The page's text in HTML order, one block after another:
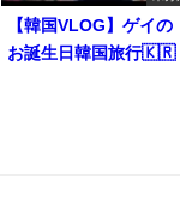
【韓国VLOG】ゲイの
お誕生日韓国旅行🇰🇷